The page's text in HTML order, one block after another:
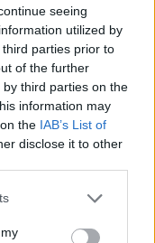
seeing
utilized by
parties prior to
of the further
third parties on the
information may
the IAB’s List of
disclose it to other
or more Google
You may click to